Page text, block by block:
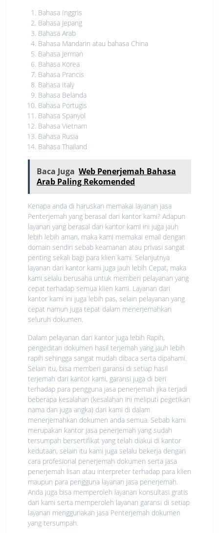
Bahasa Inggris
Bahasa Jepang
Bahasa Arab
Bahasa Mandarin atau bahasa China
Bahasa Jerman
Bahasa Korea
Bahasa Prancis
Bahasa Italy
Bahasa Belanda
Bahasa Portugis
Bahasa Spanyol
Bahasa Vietnam
Bahasa Rusia
Bahasa Thailand
Baca Juga Web Penerjemah Bahasa
Arab Paling Rekomended
Kenapa anda di haruskan memakai layanan jasa
Penterjemah yang berasal dari kantor kami? Adapun
layanan yang berasal dari kantor kami ini juga jauh
lebih lebih aman, maka kami memakai email dengan
domain sendiri sebab keamanan atau privasi sangat
penting sekali bagi para klien kami. Selanjutnya
layanan dari kantor kami juga jauh lebih Cepat, maka
kami selalu berusaha untuk memberi pelayanan yang
cepat terhadap semua klien kami. Layanan dari
kantor kami ini juga lebih pas, selain pelayanan yang
cepat namun juga tepat dalam menerjemahkan
seluruh dokumen.
Dalam pelayanan dari kantor juga lebih Rapih,
pengeditan dokumen hasil terjemah yang jauh lebih
rapih sehingga sangat mudah dibaca serta dipahami.
Selain itu, bisa memberi garansi di setiap hasil
terjemah dari kantor kami, garansi juga di beri
terhadap para pengguna jasa penerjemah jika terjadi
beberapa kesalahan (kesalahan ini meliputi pegetikan
nama dan juga angka) dari kami di dalam
menerjemahkan dokumen anda semua. Sebab kami
merupakan kantor jasa penerjemah yang sudah
tersumpah bersertifikat yang telah diakui di kantor
kedutaan, selain itu kami juga selalu bekerja dengan
cara profesional penerjemah dokumen serta jasa
penerjemah lisan atau interpreter terhadap para klien
maupun para pengguna layanan jasa penerjemah.
Anda juga bisa memperoleh layanan konsultasi gratis
dari kami serta memperoleh layanan garansi di setiap
layanan menggunakan jasa Penterjemah dokumen
yang tersumpah.